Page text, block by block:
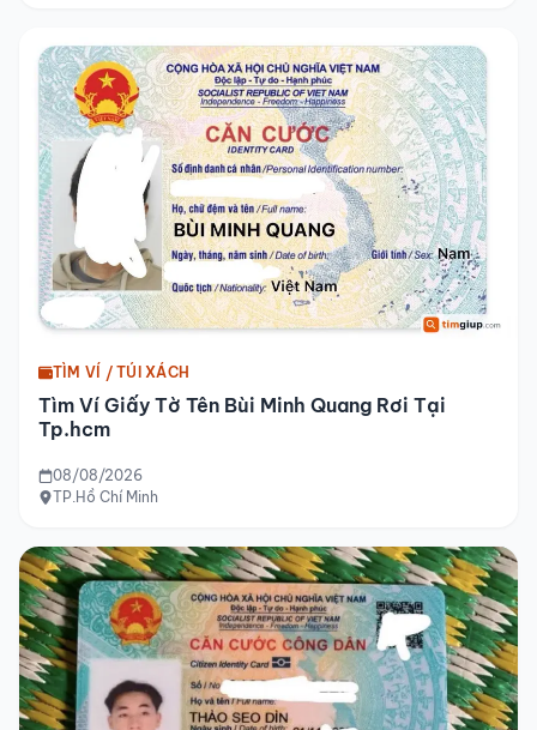
TÌM VÍ / TÚI XÁCH
Tìm Ví Giấy Tờ Tên Bùi Minh Quang Rơi Tại
Tp.hcm
08/08/2026
TP.Hồ Chí Minh